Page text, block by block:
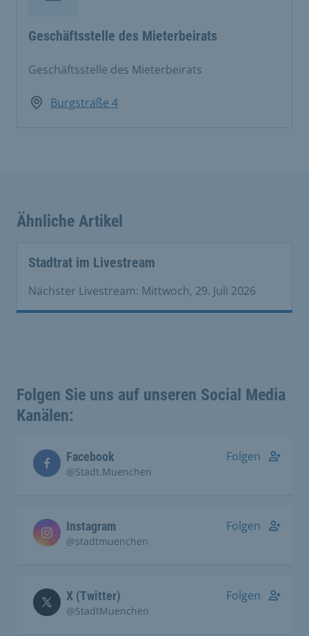
Geschäftsstelle des Mieterbeirats
Geschäftsstelle des Mieterbeirats
Burgstraße 4
Ähnliche Artikel
Stadtrat im Livestream
Nächster Livestream: Mittwoch, 29. Juli 2026
Folgen Sie uns auf unseren Social Media
Kanälen:
Facebook
@Stadt.Muenchen
Folgen
Instagram
@stadtmuenchen
Folgen
X (Twitter)
@StadtMuenchen
Folgen